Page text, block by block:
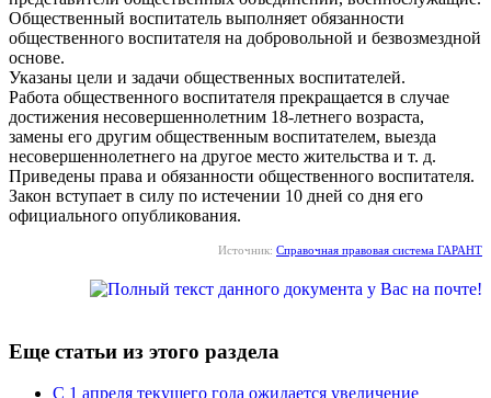
Общественный воспитатель выполняет обязанности
общественного воспитателя на добровольной и безвозмездной
основе.
Указаны цели и задачи общественных воспитателей.
Работа общественного воспитателя прекращается в случае
достижения несовершеннолетним 18-летнего возраста,
замены его другим общественным воспитателем, выезда
несовершеннолетнего на другое место жительства и т. д.
Приведены права и обязанности общественного воспитателя.
Закон вступает в силу по истечении 10 дней со дня его
официального опубликования.
Источник: Справочная правовая система ГАРАНТ
Еще статьи из этого раздела
С 1 апреля текущего года ожидается увеличение